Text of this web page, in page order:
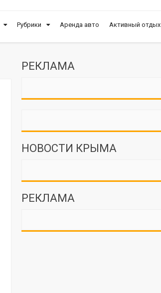
Рубрики Аренда авто Активный отдых
РЕКЛАМА
НОВОСТИ КРЫМА
РЕКЛАМА